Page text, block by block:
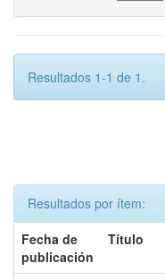
Resultados 1-1 de 1.
Resultados por ítem:
Fecha de
publicación
Título